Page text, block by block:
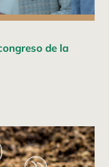
de la